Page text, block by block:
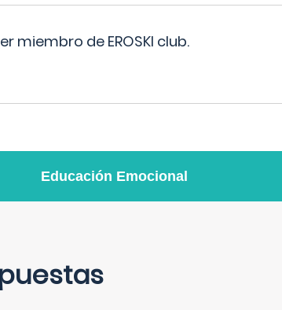
miembro de EROSKI club.
Educación Emocional